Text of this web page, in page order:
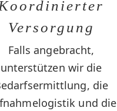
Koordinierter
Versorgung
Falls angebracht,
unterstützen wir die
die
und die